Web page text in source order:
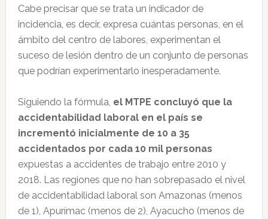
Cabe precisar que se trata un indicador de
incidencia, es decir, expresa cuántas personas, en el
ámbito del centro de labores, experimentan el
suceso de lesión dentro de un conjunto de personas
que podrían experimentarlo inesperadamente.
Siguiendo la fórmula, el MTPE concluyó que la
accidentabilidad laboral en el país se
incrementó inicialmente de 10 a 35
accidentados por cada 10 mil personas
expuestas a accidentes de trabajo entre 2010 y
2018. Las regiones que no han sobrepasado el nivel
de accidentabilidad laboral son Amazonas (menos
de 1), Apurímac (menos de 2), Ayacucho (menos de